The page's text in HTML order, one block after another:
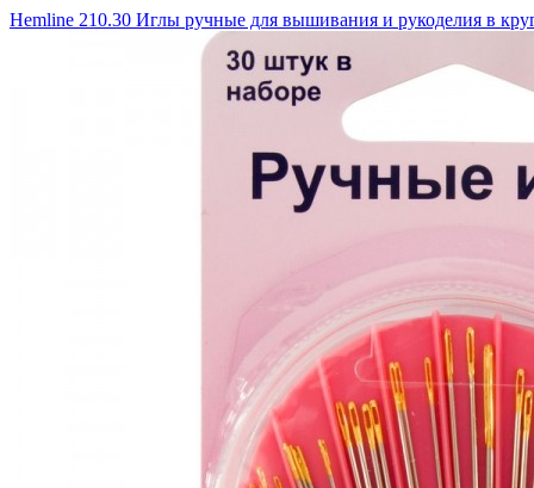
Hemline 210.30 Иглы ручные для вышивания и рукоделия в